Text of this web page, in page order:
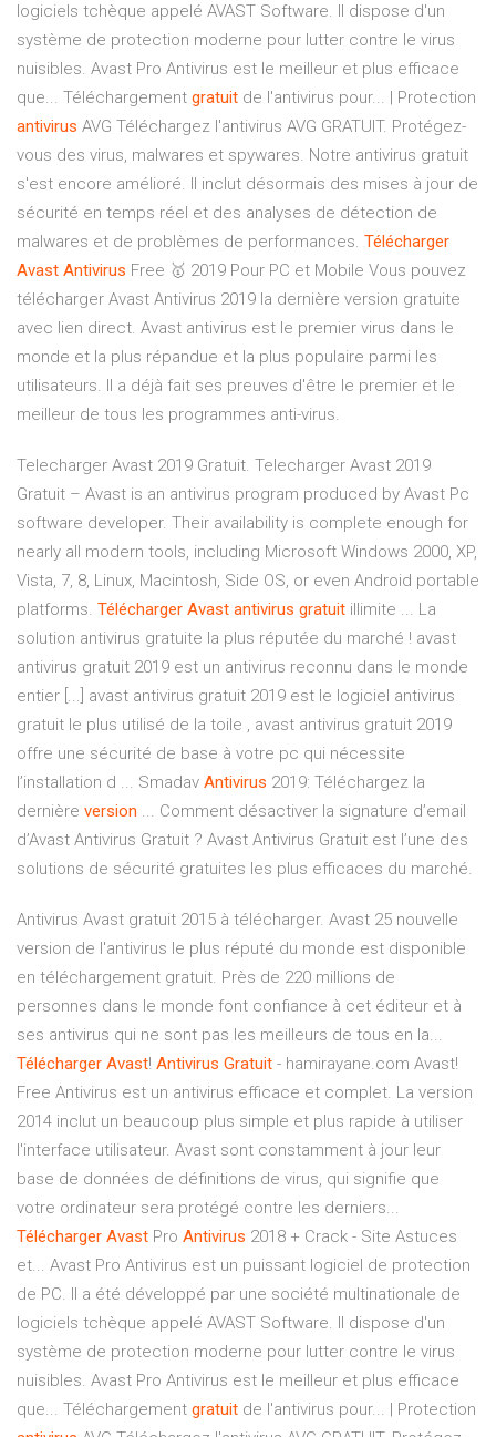
logiciels tchèque appelé AVAST Software. Il dispose d'un
système de protection moderne pour lutter contre le virus
nuisibles. Avast Pro Antivirus est le meilleur et plus efficace
que... Téléchargement gratuit de l'antivirus pour... | Protection
antivirus AVG Téléchargez l'antivirus AVG GRATUIT. Protégez-
vous des virus, malwares et spywares. Notre antivirus gratuit
s'est encore amélioré. Il inclut désormais des mises à jour de
sécurité en temps réel et des analyses de détection de
malwares et de problèmes de performances. Télécharger
Avast Antivirus Free 🥇 2019 Pour PC et Mobile Vous pouvez
télécharger Avast Antivirus 2019 la dernière version gratuite
avec lien direct. Avast antivirus est le premier virus dans le
monde et la plus répandue et la plus populaire parmi les
utilisateurs. Il a déjà fait ses preuves d'être le premier et le
meilleur de tous les programmes anti-virus.
Telecharger Avast 2019 Gratuit. Telecharger Avast 2019
Gratuit – Avast is an antivirus program produced by Avast Pc
software developer. Their availability is complete enough for
nearly all modern tools, including Microsoft Windows 2000, XP,
Vista, 7, 8, Linux, Macintosh, Side OS, or even Android portable
platforms. Télécharger Avast antivirus gratuit illimite ... La
solution antivirus gratuite la plus réputée du marché ! avast
antivirus gratuit 2019 est un antivirus reconnu dans le monde
entier [...] avast antivirus gratuit 2019 est le logiciel antivirus
gratuit le plus utilisé de la toile , avast antivirus gratuit 2019
offre une sécurité de base à votre pc qui nécessite
l’installation d ... Smadav Antivirus 2019: Téléchargez la
dernière version ... Comment désactiver la signature d’email
d’Avast Antivirus Gratuit ? Avast Antivirus Gratuit est l’une des
solutions de sécurité gratuites les plus efficaces du marché.
Antivirus Avast gratuit 2015 à télécharger. Avast 25 nouvelle
version de l'antivirus le plus réputé du monde est disponible
en téléchargement gratuit. Près de 220 millions de
personnes dans le monde font confiance à cet éditeur et à
ses antivirus qui ne sont pas les meilleurs de tous en la...
Télécharger Avast! Antivirus Gratuit - hamirayane.com Avast!
Free Antivirus est un antivirus efficace et complet. La version
2014 inclut un beaucoup plus simple et plus rapide à utiliser
l'interface utilisateur. Avast sont constamment à jour leur
base de données de définitions de virus, qui signifie que
votre ordinateur sera protégé contre les derniers...
Télécharger Avast Pro Antivirus 2018 + Crack - Site Astuces
et... Avast Pro Antivirus est un puissant logiciel de protection
de PC. Il a été développé par une société multinationale de
logiciels tchèque appelé AVAST Software. Il dispose d'un
système de protection moderne pour lutter contre le virus
nuisibles. Avast Pro Antivirus est le meilleur et plus efficace
que... Téléchargement gratuit de l'antivirus pour... | Protection